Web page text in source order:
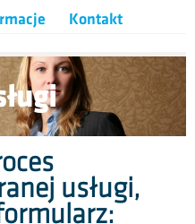
Kontakt
usługi,